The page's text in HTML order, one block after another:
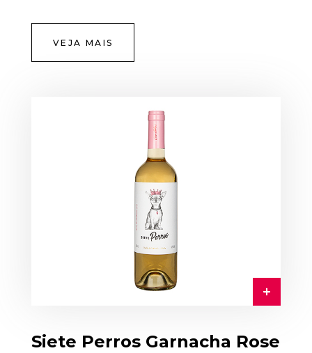
VEJA MAIS
Siete Perros Garnacha Rose